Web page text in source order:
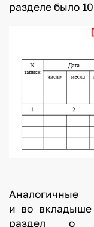
разделе было
и во
раздел о